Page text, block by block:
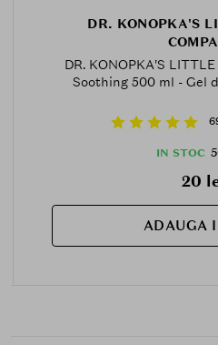
DR. KONOPKA'S
DR. KONOPKA'S
Soothing 500 ml - Gel
IN STOC
20
ADAUGA